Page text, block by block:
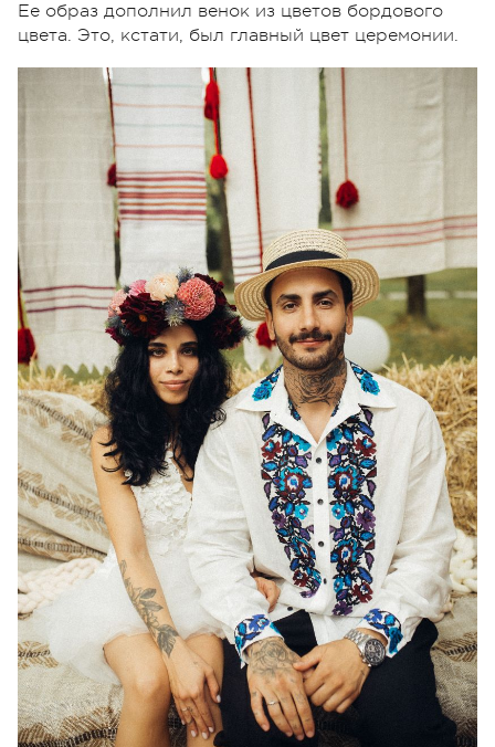
Ее образ дополнил венок из цветов бордового
цвета. Это, кстати, был главный цвет церемонии.